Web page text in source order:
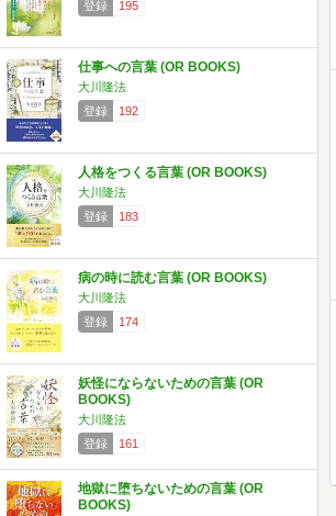
登録
195
仕事への言葉 (OR BOOKS)
大川隆法
登録
192
人格をつくる言葉 (OR BOOKS)
大川隆法
登録
183
病の時に読む言葉 (OR BOOKS)
大川隆法
登録
174
妖怪にならないための言葉 (OR
BOOKS)
大川隆法
登録
161
地獄に堕ちないための言葉 (OR
BOOKS)